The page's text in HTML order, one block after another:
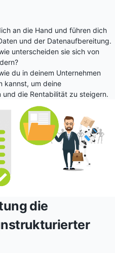
an die Hand und führen dich
und der Datenaufbereitung.
unterscheiden sie sich von
du in deinem Unternehmen
kannst, um deine
die Rentabilität zu steigern.
die